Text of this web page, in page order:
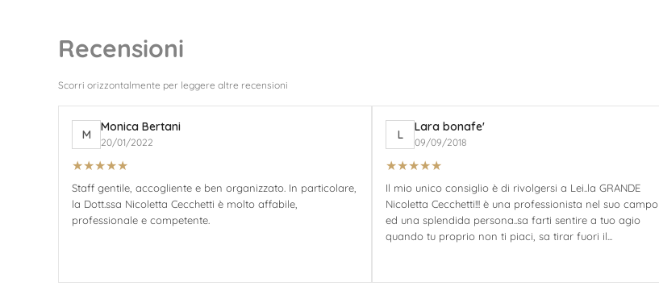
Recensioni
Scorri orizzontalmente per leggere altre recensioni
M
Monica Bertani
20/01/2022
★★★★★
Staff gentile, accogliente e ben organizzato. In particolare,
la Dott.ssa Nicoletta Cecchetti è molto affabile,
professionale e competente.
L
Lara bonafe'
09/09/2018
★★★★★
Il mio unico consiglio è di rivolgersi a Lei..la GRANDE
Nicoletta Cecchetti!!! è una professionista nel suo campo
ed una splendida persona..sa farti sentire a tuo agio
quando tu proprio non ti piaci, sa tirar fuori il...